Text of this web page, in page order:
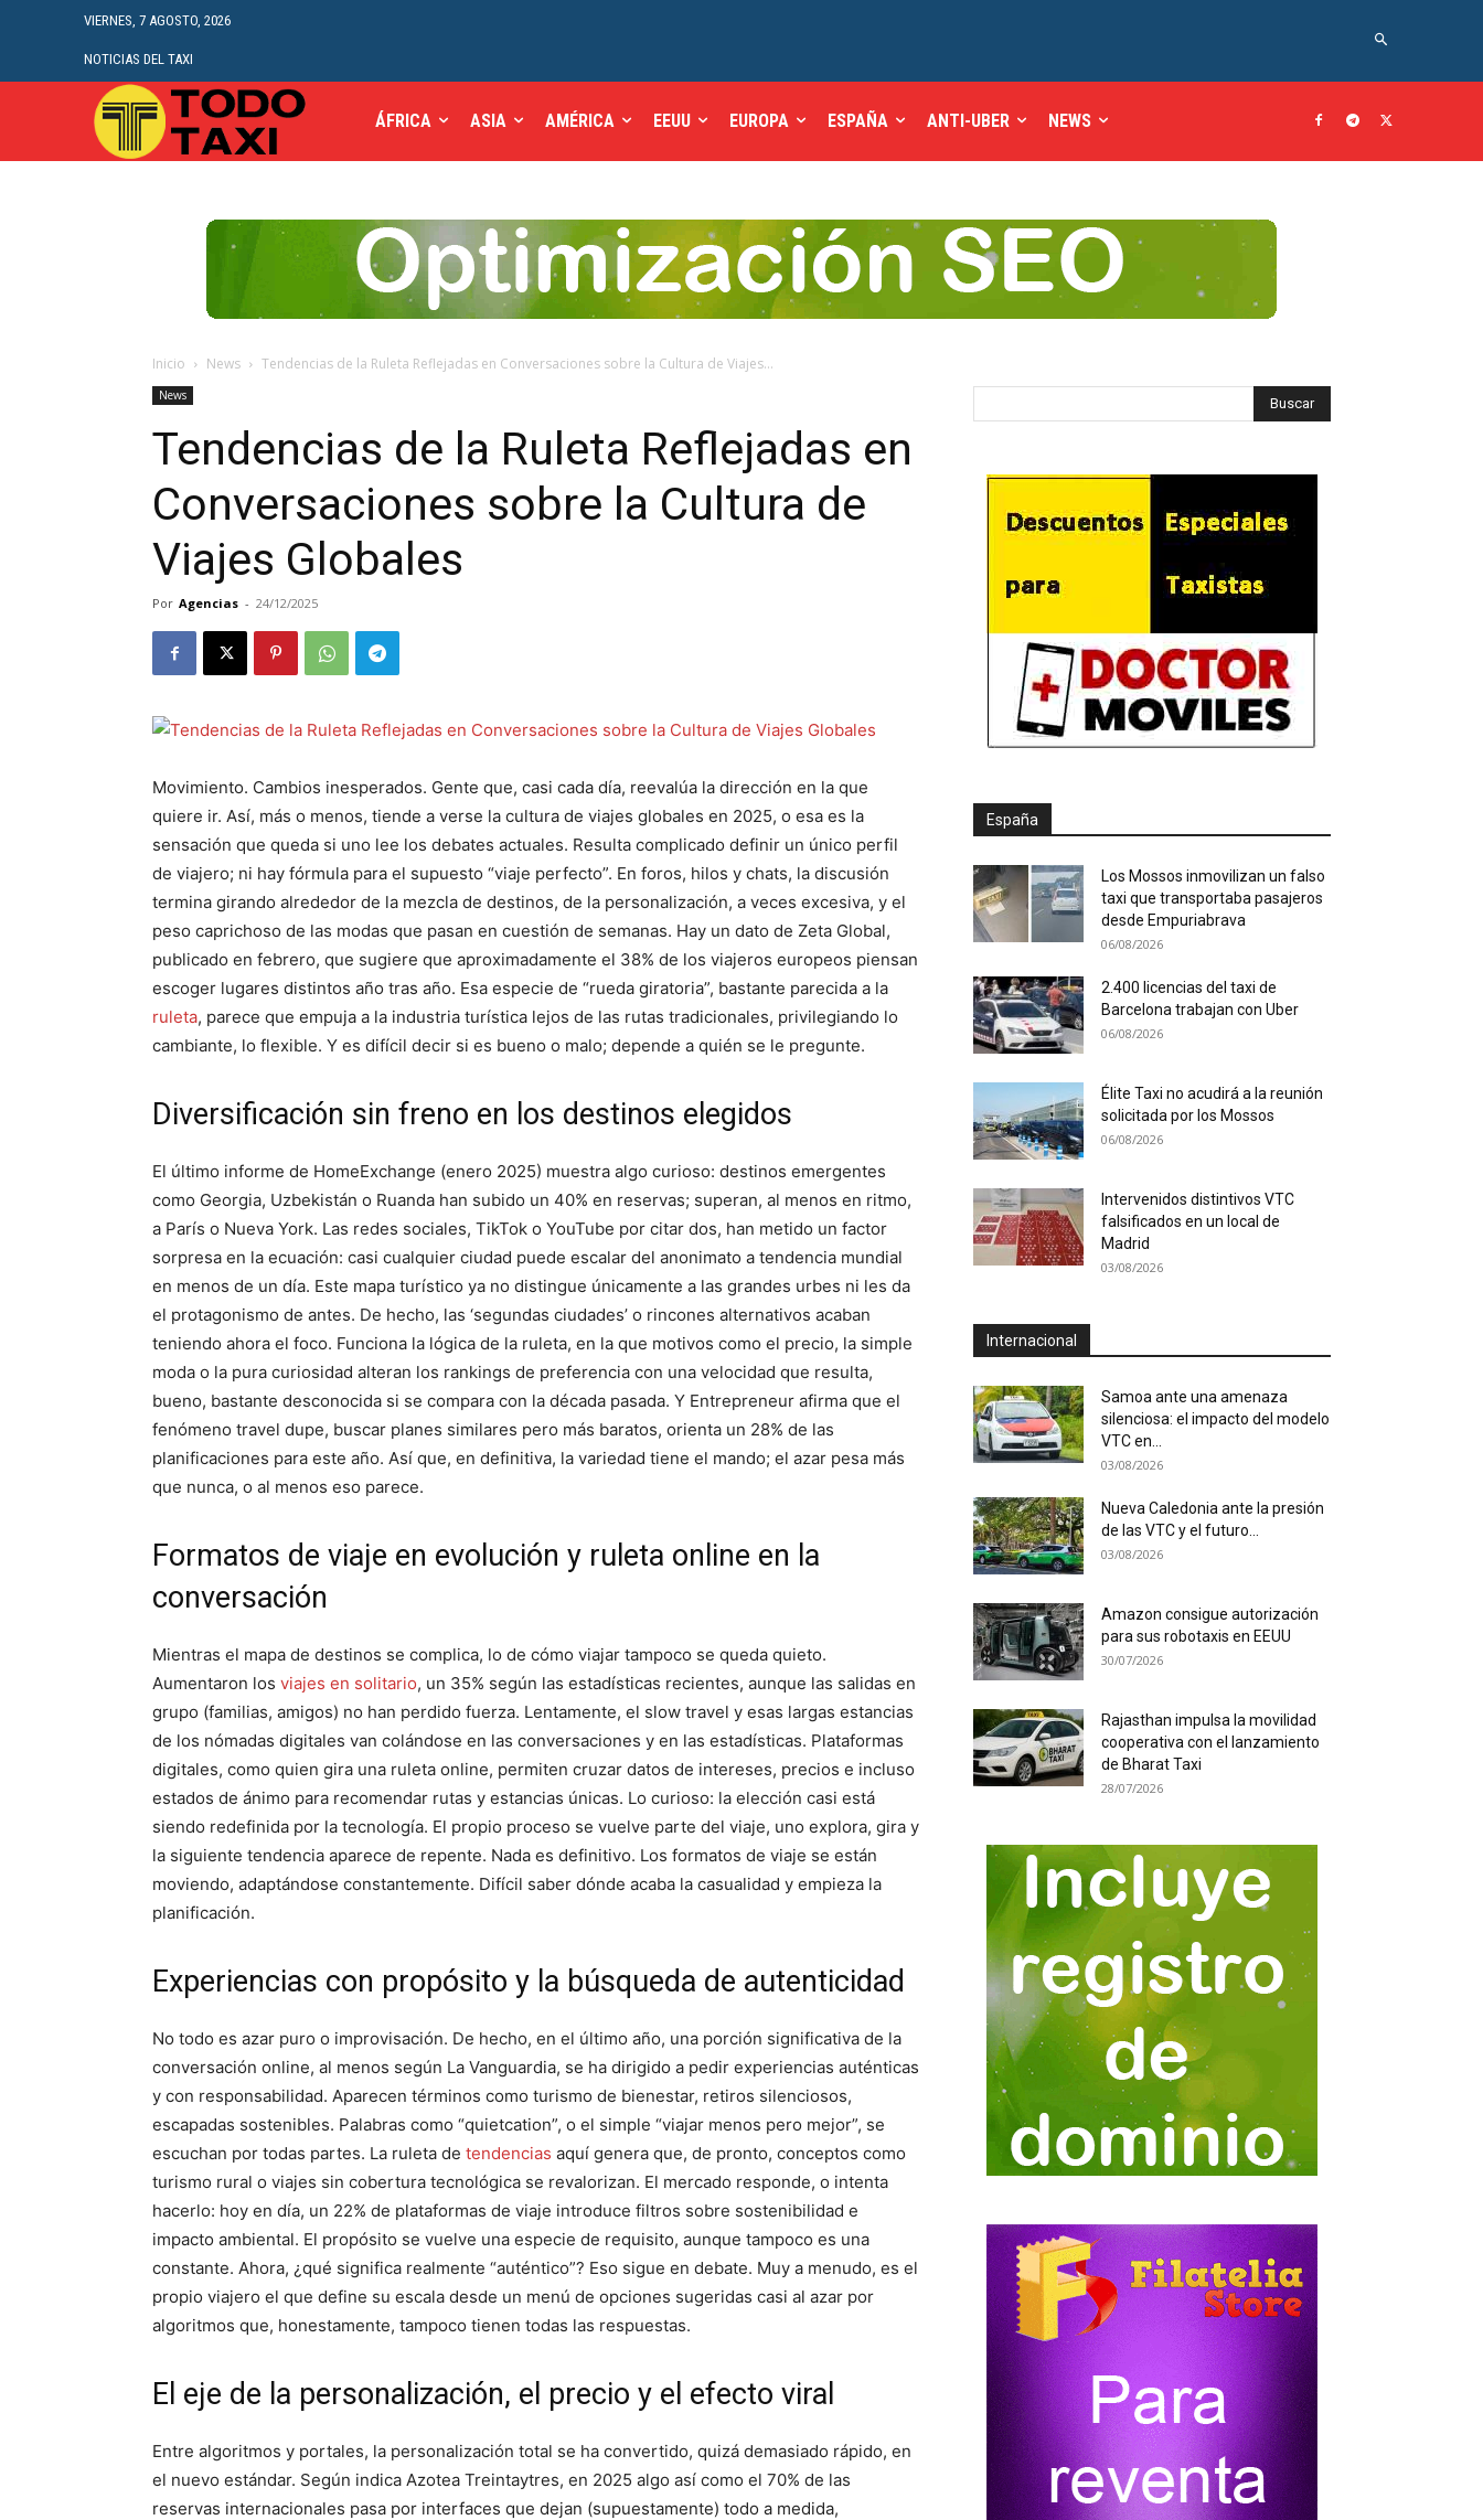
VIERNES, 7 AGOSTO, 2026
NOTICIAS DEL TAXI
ÁFRICA ASIA AMÉRICA EEUU EUROPA ESPAÑA ANTI-UBER NEWS
Inicio News Tendencias de la Ruleta Reflejadas en Conversaciones sobre la Cultura de Viajes...
News
Tendencias de la Ruleta Reflejadas en
Conversaciones sobre la Cultura de
Viajes Globales
Por Agencias - 24/12/2025
Movimiento. Cambios inesperados. Gente que, casi cada día, reevalúa la dirección en la que
quiere ir. Así, más o menos, tiende a verse la cultura de viajes globales en 2025, o esa es la
sensación que queda si uno lee los debates actuales. Resulta complicado definir un único perfil
de viajero; ni hay fórmula para el supuesto “viaje perfecto”. En foros, hilos y chats, la discusión
termina girando alrededor de la mezcla de destinos, de la personalización, a veces excesiva, y el
peso caprichoso de las modas que pasan en cuestión de semanas. Hay un dato de Zeta Global,
publicado en febrero, que sugiere que aproximadamente el 38% de los viajeros europeos piensan
escoger lugares distintos año tras año. Esa especie de “rueda giratoria”, bastante parecida a la
ruleta, parece que empuja a la industria turística lejos de las rutas tradicionales, privilegiando lo
cambiante, lo flexible. Y es difícil decir si es bueno o malo; depende a quién se le pregunte.
Diversificación sin freno en los destinos elegidos
El último informe de HomeExchange (enero 2025) muestra algo curioso: destinos emergentes
como Georgia, Uzbekistán o Ruanda han subido un 40% en reservas; superan, al menos en ritmo,
a París o Nueva York. Las redes sociales, TikTok o YouTube por citar dos, han metido un factor
sorpresa en la ecuación: casi cualquier ciudad puede escalar del anonimato a tendencia mundial
en menos de un día. Este mapa turístico ya no distingue únicamente a las grandes urbes ni les da
el protagonismo de antes. De hecho, las ‘segundas ciudades’ o rincones alternativos acaban
teniendo ahora el foco. Funciona la lógica de la ruleta, en la que motivos como el precio, la simple
moda o la pura curiosidad alteran los rankings de preferencia con una velocidad que resulta,
bueno, bastante desconocida si se compara con la década pasada. Y Entrepreneur afirma que el
fenómeno travel dupe, buscar planes similares pero más baratos, orienta un 28% de las
planificaciones para este año. Así que, en definitiva, la variedad tiene el mando; el azar pesa más
que nunca, o al menos eso parece.
Formatos de viaje en evolución y ruleta online en la
conversación
Mientras el mapa de destinos se complica, lo de cómo viajar tampoco se queda quieto.
Aumentaron los viajes en solitario, un 35% según las estadísticas recientes, aunque las salidas en
grupo (familias, amigos) no han perdido fuerza. Lentamente, el slow travel y esas largas estancias
de los nómadas digitales van colándose en las conversaciones y en las estadísticas. Plataformas
digitales, como quien gira una ruleta online, permiten cruzar datos de intereses, precios e incluso
estados de ánimo para recomendar rutas y estancias únicas. Lo curioso: la elección casi está
siendo redefinida por la tecnología. El propio proceso se vuelve parte del viaje, uno explora, gira y
la siguiente tendencia aparece de repente. Nada es definitivo. Los formatos de viaje se están
moviendo, adaptándose constantemente. Difícil saber dónde acaba la casualidad y empieza la
planificación.
Experiencias con propósito y la búsqueda de autenticidad
No todo es azar puro o improvisación. De hecho, en el último año, una porción significativa de la
conversación online, al menos según La Vanguardia, se ha dirigido a pedir experiencias auténticas
y con responsabilidad. Aparecen términos como turismo de bienestar, retiros silenciosos,
escapadas sostenibles. Palabras como “quietcation”, o el simple “viajar menos pero mejor”, se
escuchan por todas partes. La ruleta de tendencias aquí genera que, de pronto, conceptos como
turismo rural o viajes sin cobertura tecnológica se revalorizan. El mercado responde, o intenta
hacerlo: hoy en día, un 22% de plataformas de viaje introduce filtros sobre sostenibilidad e
impacto ambiental. El propósito se vuelve una especie de requisito, aunque tampoco es una
constante. Ahora, ¿qué significa realmente “auténtico”? Eso sigue en debate. Muy a menudo, es el
propio viajero el que define su escala desde un menú de opciones sugeridas casi al azar por
algoritmos que, honestamente, tampoco tienen todas las respuestas.
El eje de la personalización, el precio y el efecto viral
Entre algoritmos y portales, la personalización total se ha convertido, quizá demasiado rápido, en
el nuevo estándar. Según indica Azotea Treintaytres, en 2025 algo así como el 70% de las
reservas internacionales pasa por interfaces que dejan (supuestamente) todo a medida,
España
Los Mossos inmovilizan un falso
taxi que transportaba pasajeros
desde Empuriabrava
06/08/2026
2.400 licencias del taxi de
Barcelona trabajan con Uber
06/08/2026
Élite Taxi no acudirá a la reunión
solicitada por los Mossos
06/08/2026
Intervenidos distintivos VTC
falsificados en un local de
Madrid
03/08/2026
Internacional
Samoa ante una amenaza
silenciosa: el impacto del modelo
VTC en...
03/08/2026
Nueva Caledonia ante la presión
de las VTC y el futuro...
03/08/2026
Amazon consigue autorización
para sus robotaxis en EEUU
30/07/2026
Rajasthan impulsa la movilidad
cooperativa con el lanzamiento
de Bharat Taxi
28/07/2026